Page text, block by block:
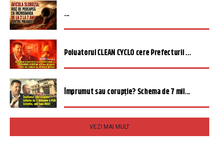
...
Poluatorul CLEAN CYCLO cere Prefecturii ...
Împrumut sau corupție? Schema de 7 mil...
VEZI MAI MULT